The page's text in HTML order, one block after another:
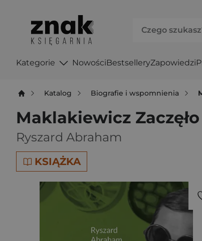
Kategorie NowościBestselleryZapowiedzi
Katalog Biografie i wspomnienia
Maklakiewicz
Ryszard Abraham
KSIĄŻKA